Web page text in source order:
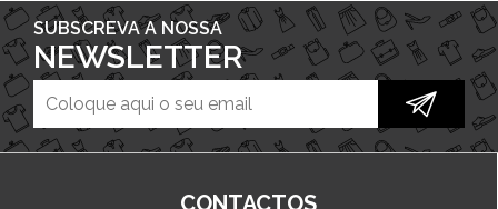
SUBSCREVA A NOSSA
NEWSLETTER
CONTACTOS